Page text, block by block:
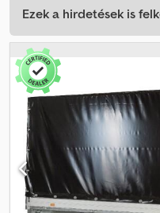
Ezek a hirdetések is